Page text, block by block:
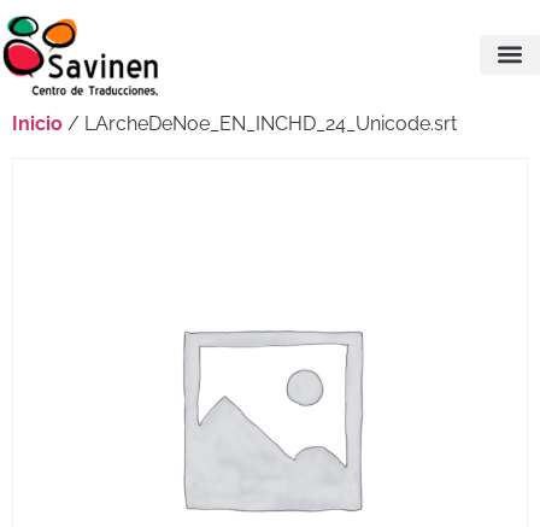
Inicio / LArcheDeNoe_EN_INCHD_24_Unicode.srt